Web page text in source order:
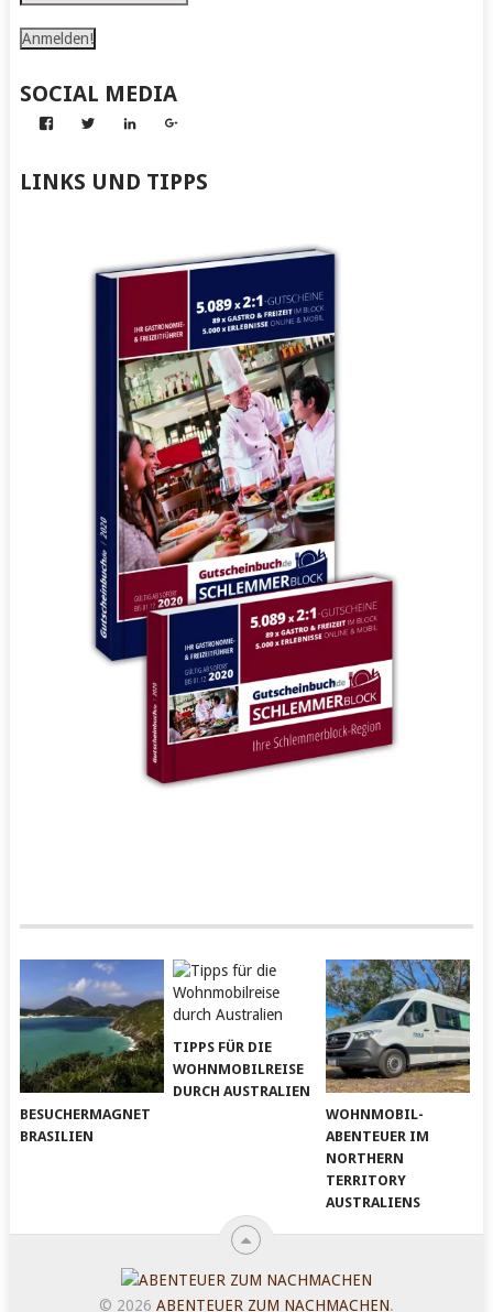
SOCIAL MEDIA
Profil
Nachmachen
Profil
Kapff
Profil
Kapff
Profil
Kapff
LINKS UND TIPPS
BESUCHERMAGNET
BRASILIEN
TIPPS FÜR DIE
WOHNMOBILREISE
DURCH AUSTRALIEN
WOHNMOBIL-
ABENTEUER IM
NORTHERN
TERRITORY
AUSTRALIENS
© 2026 ABENTEUER ZUM NACHMACHEN.